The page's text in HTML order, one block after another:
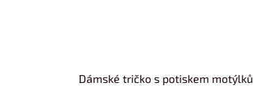
Dámské tričko s potiskem motýlků